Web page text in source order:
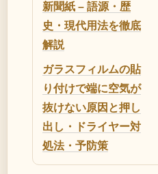
新聞紙 – 語源・歴
史・現代用法を徹底
解説
ガラスフィルムの貼
り付けで端に空気が
抜けない原因と押し
出し・ドライヤー対
処法・予防策